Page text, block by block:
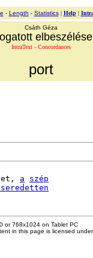
- Length - Statistics| Help|
Csáth Géza
IntraText - Concordances
port
a
szép
or 768x1024 on Tablet PC
in this page is licensed